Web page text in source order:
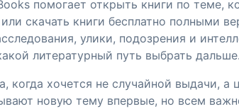
помогает открыть книги по теме,
скачать книги бесплатно полными
улики, подозрения и
литературный путь выбрать дальше.
когда хочется не случайной выдачи,
новую тему впервые, но всем